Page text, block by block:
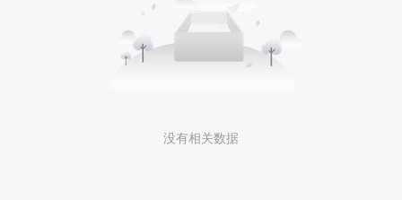
没有相关数据